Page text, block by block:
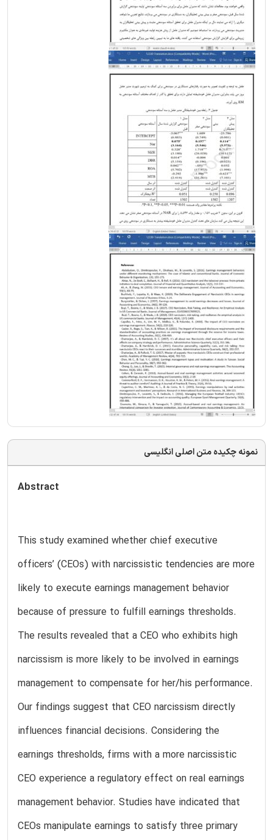
نمونه چکیده متن اصلی انگلیسی
Abstract
This study examined whether chief executive
officers’ (CEOs) with narcissistic tendencies are more
likely to execute earnings management behavior
because of pressure to fulfill earnings thresholds.
The results revealed that a CEO who exhibits high
narcissism is more likely to be involved in earnings
management to compensate for her/his performance.
Our findings suggest that CEO narcissism directly
influences financial decisions. Considering the
earnings thresholds, firms with a more narcissistic
CEO experience a regulatory effect on real earnings
management behavior. Studies have indicated that
CEOs manipulate earnings to satisfy three primary